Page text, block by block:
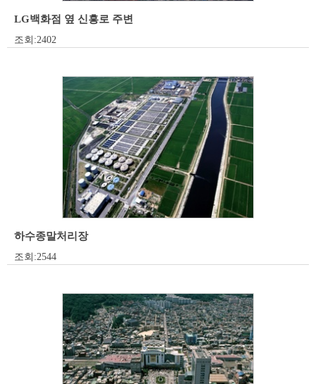
LG백화점 옆 신흥로 주변
조회:2402
하수종말처리장
조회:2544